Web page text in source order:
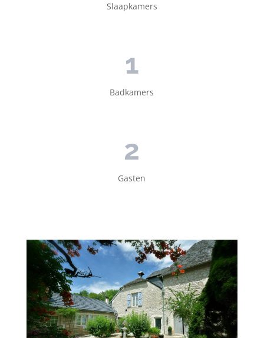
Slaapkamers
1
Badkamers
2
Gasten